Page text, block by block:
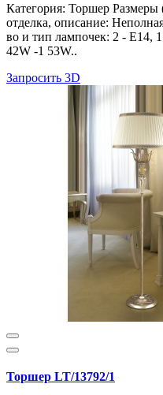
Категория: Торшер
отделка, описание:
во и тип лампочек: 2 - E14,
42W -1 53W..
Запросить 3D
Торшер LT/13792/1